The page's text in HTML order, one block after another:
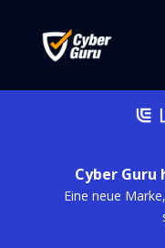
Cyber
Eine neue